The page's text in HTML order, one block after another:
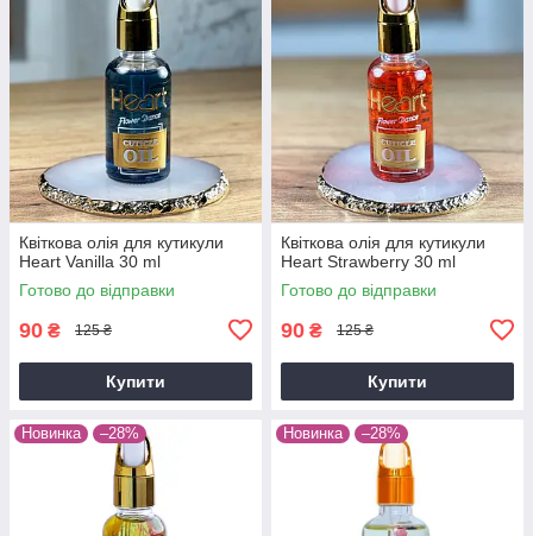
Квіткова олія для кутикули
Heart Vanilla 30 ml
Готово до відправки
90 ₴ 125 ₴
Купити
Квіткова олія для кутикули
Heart Strawberry 30 ml
Готово до відправки
90 ₴ 125 ₴
Купити
Новинка –28% Новинка –28%